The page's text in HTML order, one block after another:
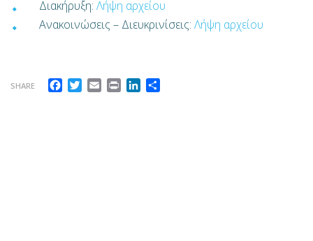
Διακήρυξη: Λήψη αρχείου
Ανακοινώσεις – Διευκρινίσεις: Λήψη αρχείου
SHARE Facebook
Twitter
EmailPrintLinkedIn